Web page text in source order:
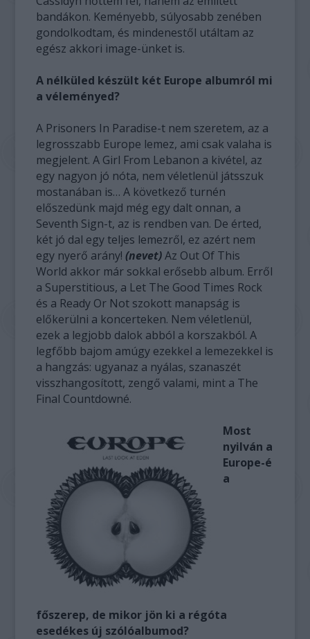
bandákon. Keményebb, súlyosabb zenében
gondolkodtam, és mindenestől utáltam az
egész akkori image-ünket is.
A nélküled készült két Europe albumról mi
a véleményed?
A Prisoners In Paradise-t nem szeretem, az a
legrosszabb Europe lemez, ami csak valaha is
megjelent. A Girl From Lebanon a kivétel, az
egy nagyon jó nóta, nem véletlenül játsszuk
mostanában is… A következő turnén
előszedünk majd még egy dalt onnan, a
Seventh Sign-t, az is rendben van. De érted,
két jó dal egy teljes lemezről, ez azért nem
egy nyerő arány!(nevet)Az Out Of This
World akkor már sokkal erősebb album. Erről
a Superstitious, a Let The Good Times Rock
és a Ready Or Not szokott manapság is
előkerülni a koncerteken. Nem véletlenül,
ezek a legjobb dalok abból a korszakból. A
legfőbb bajom amúgy ezekkel a lemezekkel is
a hangzás: ugyanaz a nyálas, szanaszét
visszhangosított, zengő valami, mint a The
Final Countdowné.
Most
nyilván a
Europe-é
a
főszerep, de mikor jön ki a régóta
esedékes új szólóalbumod?